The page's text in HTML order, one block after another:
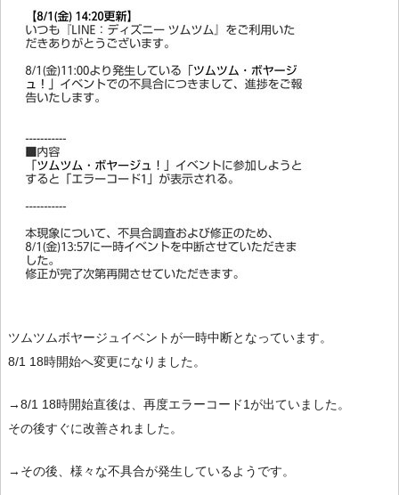
ツムツムボヤージュイベントが一時中断となっています。
8/1 18時開始へ変更になりました。
→8/1 18時開始直後は、再度エラーコード1が出ていました。
その後すぐに改善されました。
→その後、様々な不具合が発生しているようです。